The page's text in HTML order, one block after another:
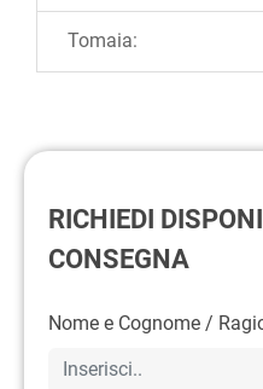
Tomaia:
RICHIEDI
CONSEGNA
Nome e Cognome /